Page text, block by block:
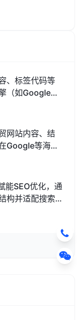
、标签代码等
（如Google、
名更靠前，从
网站内容、结
Google等海外
取海外精准流
能SEO优化，通
构并适配搜索
提升排名，从